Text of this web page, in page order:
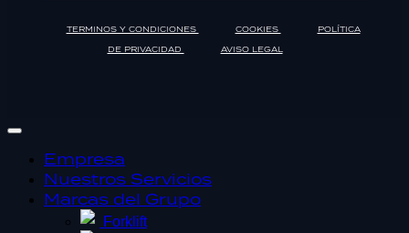
TERMINOS Y CONDICIONES COOKIES
POLÍTICA
DE PRIVACIDAD
AVISO LEGAL
Empresa
Nuestros Servicios
Marcas del Grupo
Forklift